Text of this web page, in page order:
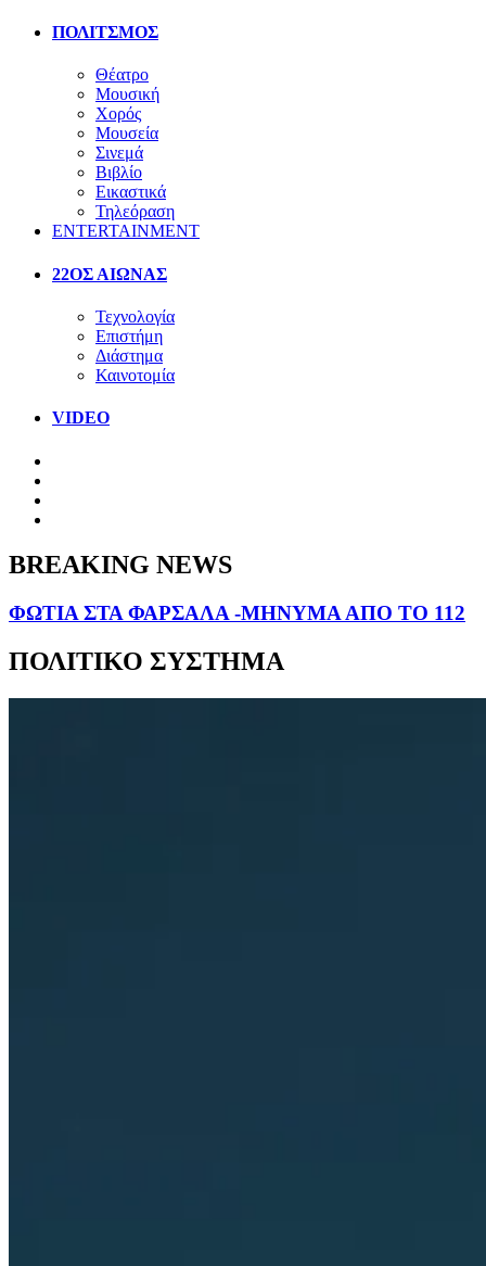
ΠΟΛΙΤΣΜΟΣ
Θέατρο
Μουσική
Χορός
Μουσεία
Σινεμά
Βιβλίο
Εικαστικά
Τηλεόραση
ENTERTAINMENT
22ΟΣ ΑΙΩΝΑΣ
Τεχνολογία
Επιστήμη
Διάστημα
Καινοτομία
VIDEO
BREAKING NEWS
ΦΩΤΙΑ ΣΤΑ ΦΑΡΣΑΛΑ -ΜΗΝΥΜΑ ΑΠΟ ΤΟ 112
ΠΟΛΙΤΙΚΟ ΣΥΣΤΗΜΑ